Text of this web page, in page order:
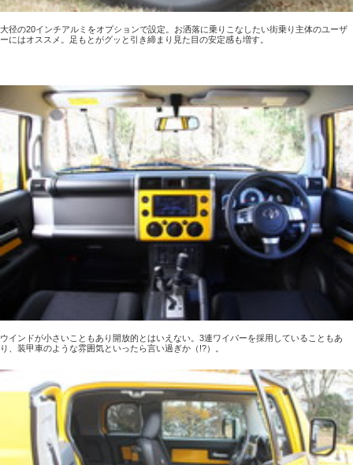
大径の20インチアルミをオプションで設定。お洒落に乗りこなしたい街乗り主体のユーザ
ーにはオススメ。足もとがグッと引き締まり見た目の安定感も増す。
ウインドが小さいこともあり開放的とはいえない。3連ワイパーを採用していることもあ
り、装甲車のような雰囲気といったら言い過ぎか（!?）。